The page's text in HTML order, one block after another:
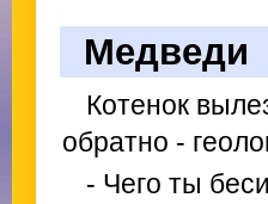
Медведи
Котенок
обратно -
- Чего ты